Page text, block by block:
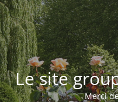
Le site
Merci